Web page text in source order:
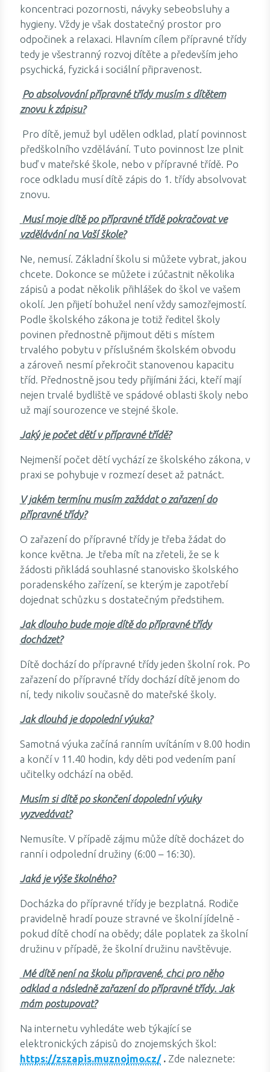
koncentraci pozornosti, návyky sebeobsluhy a
hygieny. Vždy je však dostatečný prostor pro
odpočinek a relaxaci. Hlavním cílem přípravné třídy
tedy je všestranný rozvoj dítěte a především jeho
psychická, fyzická i sociální připravenost.
Po absolvování přípravné třídy musím s dítětem
znovu k zápisu?
Pro dítě, jemuž byl udělen odklad, platí povinnost
předškolního vzdělávání. Tuto povinnost lze plnit
buď v mateřské škole, nebo v přípravné třídě. Po
roce odkladu musí dítě zápis do 1. třídy absolvovat
znovu.
Musí moje dítě po přípravné třídě pokračovat ve
vzdělávání na Vaší škole?
Ne, nemusí. Základní školu si můžete vybrat, jakou
chcete. Dokonce se můžete i zúčastnit několika
zápisů a podat několik přihlášek do škol ve vašem
okolí. Jen přijetí bohužel není vždy samozřejmostí.
Podle školského zákona je totiž ředitel školy
povinen přednostně přijmout děti s místem
trvalého pobytu v příslušném školském obvodu
a zároveň nesmí překročit stanovenou kapacitu
tříd. Přednostně jsou tedy přijímáni žáci, kteří mají
nejen trvalé bydliště ve spádové oblasti školy nebo
už mají sourozence ve stejné škole.
Jaký je počet dětí v přípravné třídě?
Nejmenší počet dětí vychází ze školského zákona, v
praxi se pohybuje v rozmezí deset až patnáct.
V jakém termínu musím zažádat o zařazení do
přípravné třídy?
O zařazení do přípravné třídy je třeba žádat do
konce května. Je třeba mít na zřeteli, že se k
žádosti přikládá souhlasné stanovisko školského
poradenského zařízení, se kterým je zapotřebí
dojednat schůzku s dostatečným předstihem.
Jak dlouho bude moje dítě do přípravné třídy
docházet?
Dítě dochází do přípravné třídy jeden školní rok. Po
zařazení do přípravné třídy dochází dítě jenom do
ní, tedy nikoliv současně do mateřské školy.
Jak dlouhá je dopolední výuka?
Samotná výuka začíná ranním uvítáním v 8.00 hodin
a končí v 11.40 hodin, kdy děti pod vedením paní
učitelky odchází na oběd.
Musím si dítě po skončení dopolední výuky
vyzvedávat?
Nemusíte. V případě zájmu může dítě docházet do
ranní i odpolední družiny (6:00 – 16:30).
Jaká je výše školného?
Docházka do přípravné třídy je bezplatná. Rodiče
pravidelně hradí pouze stravné ve školní jídelně -
pokud dítě chodí na obědy; dále poplatek za školní
družinu v případě, že školní družinu navštěvuje.
Mé dítě není na školu připravené, chci pro něho
odklad a následně zařazení do přípravné třídy. Jak
mám postupovat?
Na internetu vyhledáte web týkající se
elektronických zápisů do znojemských škol:
https://zszapis.muznojmo.cz/. Zde naleznete: